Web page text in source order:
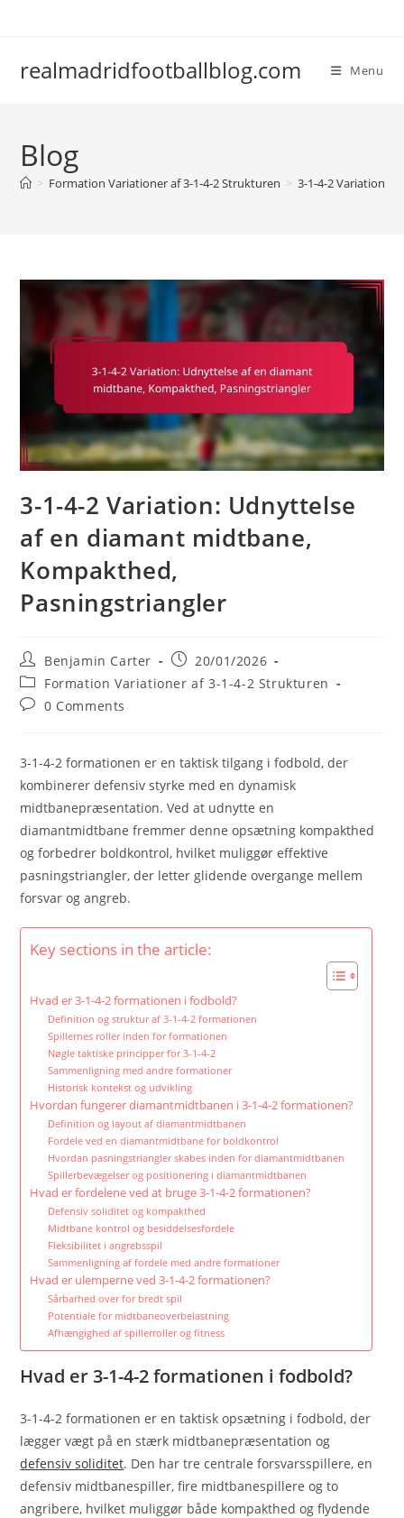
realmadridfootballblog.com Menu
Blog
> Formation Variationer af 3-1-4-2 Strukturen > 3-1-4-2 Variation:
3-1-4-2 Variation: Udnyttelse
af en diamant midtbane,
Kompakthed,
Pasningstriangler
Post
author:
Benjamin Carter
Post
published:
20/01/2026
Post
category:
Formation Variationer af 3-1-4-2 Strukturen
Post0 Comments
3-1-4-2 formationen er en taktisk tilgang i fodbold, der
kombinerer defensiv styrke med en dynamisk
midtbanepræsentation. Ved at udnytte en
diamantmidtbane fremmer denne opsætning kompakthed
og forbedrer boldkontrol, hvilket muliggør effektive
pasningstriangler, der letter glidende overgange mellem
forsvar og angreb.
Key sections in the article:
Hvad er 3-1-4-2 formationen i fodbold?
Definition og struktur af 3-1-4-2 formationen
Spillernes roller inden for formationen
Nøgle taktiske principper for 3-1-4-2
Sammenligning med andre formationer
Historisk kontekst og udvikling
Hvordan fungerer diamantmidtbanen i 3-1-4-2 formationen?
Definition og layout af diamantmidtbanen
Fordele ved en diamantmidtbane for boldkontrol
Hvordan pasningstriangler skabes inden for diamantmidtbanen
Spillerbevægelser og positionering i diamantmidtbanen
Hvad er fordelene ved at bruge 3-1-4-2 formationen?
Defensiv soliditet og kompakthed
Midtbane kontrol og besiddelsesfordele
Fleksibilitet i angrebsspil
Sammenligning af fordele med andre formationer
Hvad er ulemperne ved 3-1-4-2 formationen?
Sårbarhed over for bredt spil
Potentiale for midtbaneoverbelastning
Afhængighed af spillerroller og fitness
Hvad er 3-1-4-2 formationen i fodbold?
3-1-4-2 formationen er en taktisk opsætning i fodbold, der
lægger vægt på en stærk midtbanepræsentation og
defensiv soliditet. Den har tre centrale forsvarsspillere, en
defensiv midtbanespiller, fire midtbanespillere og to
angribere, hvilket muliggør både kompakthed og flydende